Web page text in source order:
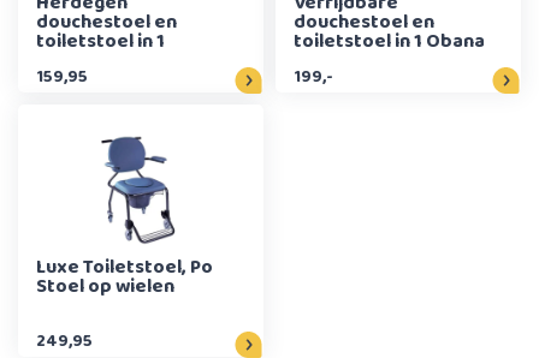
douchestoel en
toiletstoel in 1
159,95
douchestoel en
toiletstoel in 1 Obana
199,-
Luxe Toiletstoel, Po
Stoel op wielen
249,95